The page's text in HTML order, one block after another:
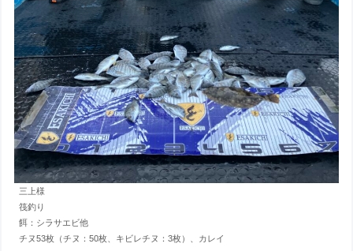
三上様
筏釣り
餌：シラサエビ他
チヌ53枚（チヌ：50枚、キビレチヌ：3枚）、カレイ